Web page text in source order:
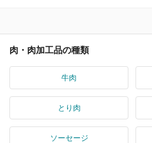
肉・肉加工品の種類
牛肉
とり肉
ソーセージ